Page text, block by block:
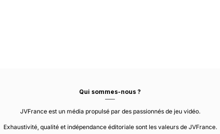
Qui sommes-nous ?
JVFrance est un média propulsé par des passionnés de jeu vidéo.
Exhaustivité, qualité et indépendance éditoriale sont les valeurs de JVFrance.